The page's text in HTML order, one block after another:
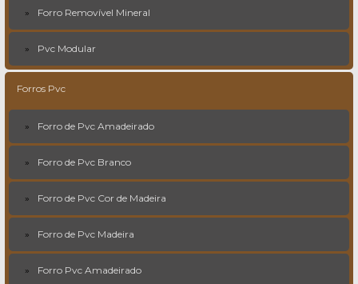
Forro Removível Mineral
Pvc Modular
Forros Pvc
Forro de Pvc Amadeirado
Forro de Pvc Branco
Forro de Pvc Cor de Madeira
Forro de Pvc Madeira
Forro Pvc Amadeirado